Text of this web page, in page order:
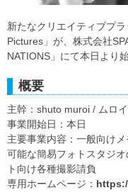
新たなクリエイティブプ
Pictures」が、株式会社
NATIONS」にて本日より
概要
主幹：shuto muroi / ムロ
事業開始日：本日
主要事業内容：一般向け
可能な簡易フォトスタジ
ト向け各種撮影請負
専用ホームページ：